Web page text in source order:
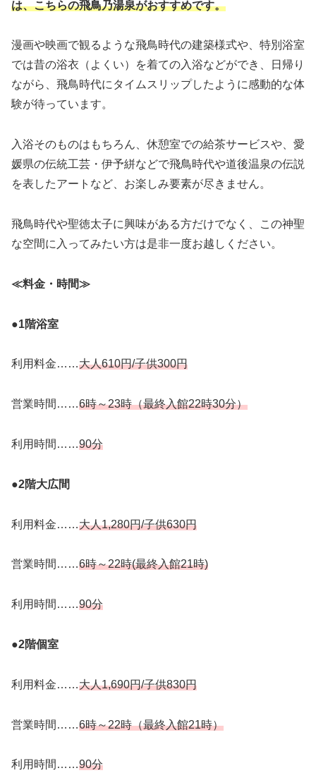
は、こちらの飛鳥乃湯泉がおすすめです。
漫画や映画で観るような飛鳥時代の建築様式や、特別浴室
では昔の浴衣（よくい）を着ての入浴などができ、日帰り
ながら、飛鳥時代にタイムスリップしたように感動的な体
験が待っています。
入浴そのものはもちろん、休憩室での給茶サービスや、愛
媛県の伝統工芸・伊予絣などで飛鳥時代や道後温泉の伝説
を表したアートなど、お楽しみ要素が尽きません。
飛鳥時代や聖徳太子に興味がある方だけでなく、この神聖
な空間に入ってみたい方は是非一度お越しください。
≪料金・時間≫
●1階浴室
利用料金……大人610円/子供300円
営業時間……6時～23時（最終入館22時30分）
利用時間……90分
●2階大広間
利用料金……大人1,280円/子供630円
営業時間……6時～22時(最終入館21時)
利用時間……90分
●2階個室
利用料金……大人1,690円/子供830円
営業時間……6時～22時（最終入館21時）
利用時間……90分